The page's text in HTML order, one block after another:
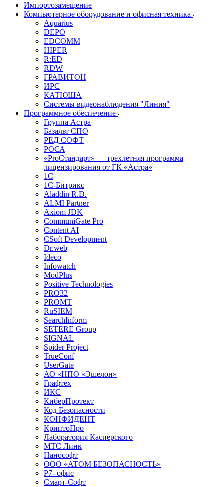
Импортозамещение
Компьютерное оборудование и офисная техника
Aquarius
DEPO
EDCOMM
HIPER
R:ED
RDW
ГРАВИТОН
ИРС
КАТЮША
Системы видеонаблюдения "Линия"
Программное обеспечение
Группа Астра
Базальт СПО
РЕД СОФТ
РОСА
«ProСтандарт» — трехлетняя программа
лицензирования от ГК «Астра»
1С
1С-Битрикc
Aladdin R.D.
ALMI Partner
Axiom JDK
CommuniGate Pro
Content AI
CSoft Development
Dr.web
Ideco
Infowatch
ModPlus
Positive Technologies
PRO32
PROMT
RuSIEM
SearchInform
SETERE Group
SIGNAL
Spider Project
TrueConf
UserGate
АО «НПО «Эшелон»
Графтех
ИКС
КиберПротект
Код Безопасности
КОНФИДЕНТ
КриптоПро
Лаборатория Касперского
МТС Линк
Нанософт
ООО «АТОМ БЕЗОПАСНОСТЬ»
Р7- офис
Смарт-Софт